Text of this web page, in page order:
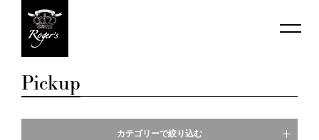
Pickup
カテゴリーで絞り込む